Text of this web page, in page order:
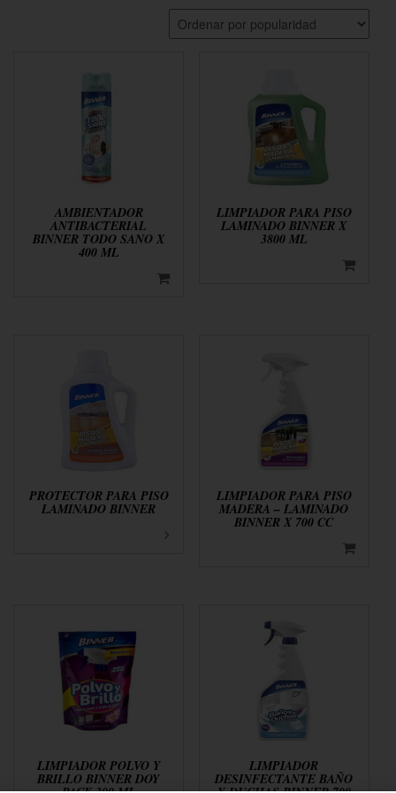
AMBIENTADOR
ANTIBACTERIAL
BINNER TODO SANO X
400 ML
LIMPIADOR PARA PISO
LAMINADO BINNER X
3800 ML
PROTECTOR PARA PISO
LAMINADO BINNER
LIMPIADOR PARA PISO
MADERA – LAMINADO
BINNER X 700 CC
LIMPIADOR POLVO Y
BRILLO BINNER DOY
LIMPIADOR
DESINFECTANTE BAÑO